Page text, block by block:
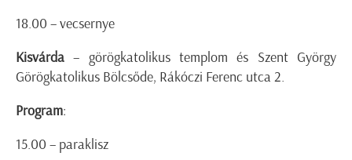
18.00 – vecsernye
Kisvárda – görögkatolikus templom és Szent György
Görögkatolikus Bölcsőde, Rákóczi Ferenc utca 2.
Program:
15.00 – paraklisz